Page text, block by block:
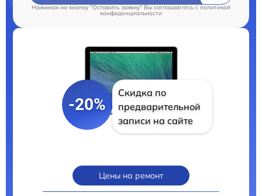
Нажимая на кнопку "Оставить заявку" Вы соглашаетесь cполитикой
конфиденциальности
-20%
Скидка по
предварительной
записи на сайте
Цены на ремонт